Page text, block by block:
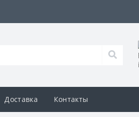
Доставка Контакты